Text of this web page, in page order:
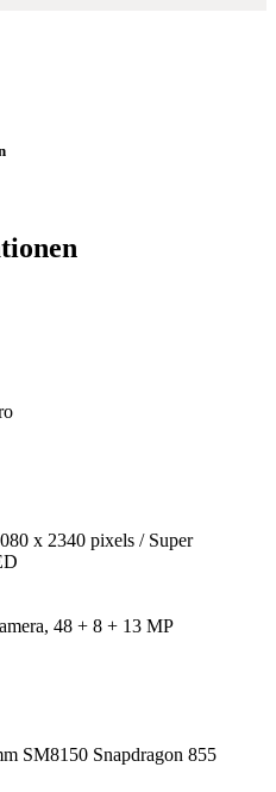
x 2340 pixels / Super
48 + 8 + 13 MP
SM8150 Snapdragon 855